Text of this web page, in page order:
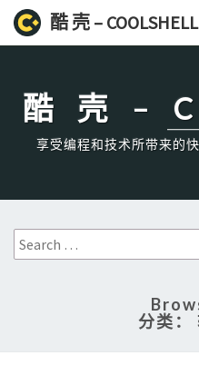
酷 壳 – COOLSHELL
酷 壳 –
享受编程和技术所带来的
Search
for:
分类：